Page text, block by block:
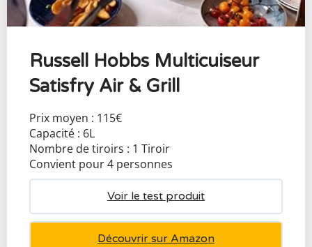
Russell Hobbs Multicuiseur
Satisfry Air & Grill
Prix moyen : 115€
Capacité : 6L
Nombre de tiroirs : 1 Tiroir
Convient pour 4 personnes
Voir le test produit
Découvrir sur Amazon